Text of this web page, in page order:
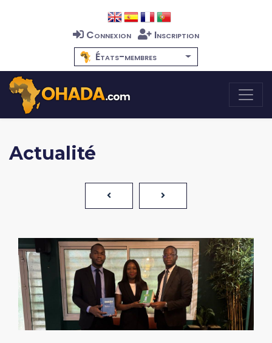
Connexion
Inscription
États-membres
Actualité